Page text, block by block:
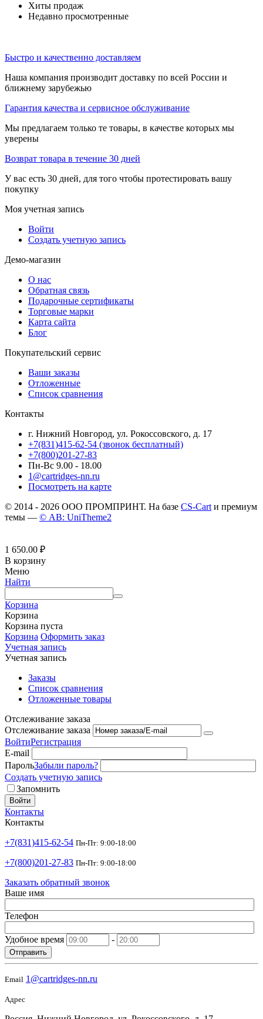
Хиты продаж
Недавно просмотренные
Быстро и качественно доставляем
Наша компания производит доставку по всей России и
ближнему зарубежью
Гарантия качества и сервисное обслуживание
Мы предлагаем только те товары, в качестве которых мы
уверены
Возврат товара в течение 30 дней
У вас есть 30 дней, для того чтобы протестировать вашу
покупку
Моя учетная запись
Войти
Создать учетную запись
Демо-магазин
О нас
Обратная связь
Подарочные сертификаты
Торговые марки
Карта сайта
Блог
Покупательский сервис
Ваши заказы
Отложенные
Список сравнения
Контакты
г. Нижний Новгород, ул. Рокоссовского, д. 17
+7(831)415-62-54 (звонок бесплатный)
+7(800)201-27-83
Пн-Вс 9.00 - 18.00
1@cartridges-nn.ru
Посмотреть на карте
© 2014 - 2026 ООО ПРОМПРИНТ. На базе CS-Cart и премиум
темы — © AB: UniTheme2
1 650.00 ₽
В корзину
Меню
Найти
Корзина
Корзина
Корзина пуста
Корзина Оформить заказ
Учетная запись
Учетная запись
Заказы
Список сравнения
Отложенные товары
Отслеживание заказа
Отслеживание заказа
ВойтиРегистрация
E-mail
ПарольЗабыли пароль?
Создать учетную запись
Запомнить
Войти
Контакты
Контакты
+7(831)415-62-54 Пн-Пт: 9:00-18:00
+7(800)201-27-83 Пн-Пт: 9:00-18:00
Заказать обратный звонок
Ваше имя
Телефон
Удобное время -
Отправить
Email 1@cartridges-nn.ru
Адрес